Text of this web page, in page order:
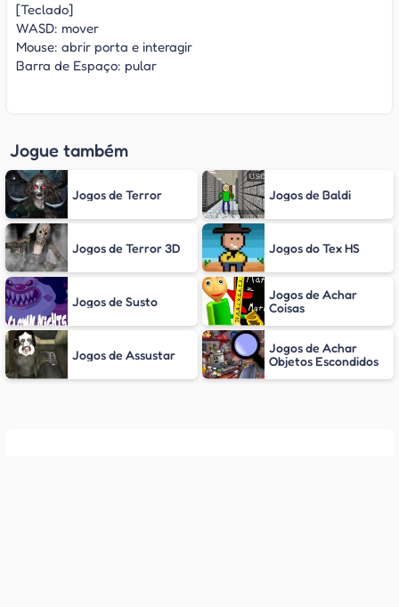
[Teclado]
WASD: mover
Mouse: abrir porta e interagir
Barra de Espaço: pular
Jogue também
Jogos de Terror Jogos de Baldi
Jogos de Terror 3D Jogos do Tex HS
Jogos de Susto
Jogos de Achar
Coisas
Jogos de Assustar
Jogos de Achar
Objetos Escondidos